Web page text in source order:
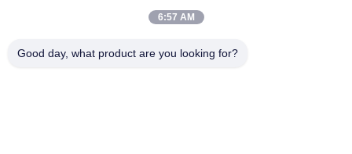
Envoyez
6:57 AM
Good day, what product are you looking for?